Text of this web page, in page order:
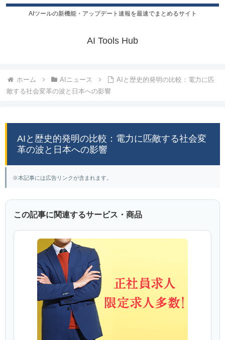
AIツールの新機能・アップデート速報を最速でまとめるサイト
AI Tools Hub
ホーム AIニュース
AIと歴史的発明の比較：電力に匹
敵する社会変革の波と日本への影響
AIと歴史的発明の比較：電力に匹敵する社会変
革の波と日本への影響
※本記事には広告リンクが含まれます。
この記事に関連するサービス・商品